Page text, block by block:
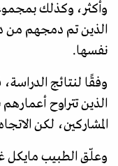
وأكثر، وكذلك
الذين تم دمجهم من
نفسها.
وفقًا لنتائج
المشاركين، لكن
وعلّق الطبيب مايكل